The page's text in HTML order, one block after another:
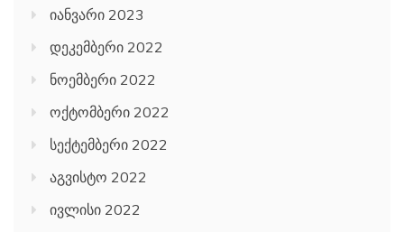
იანვარი 2023
დეკემბერი 2022
ნოემბერი 2022
ოქტომბერი 2022
სექტემბერი 2022
აგვისტო 2022
ივლისი 2022